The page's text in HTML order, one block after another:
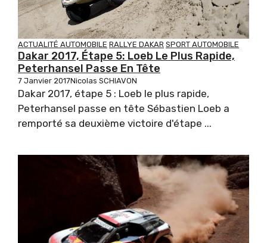
ACTUALITÉ AUTOMOBILE RALLYE DAKAR SPORT AUTOMOBILE
Dakar 2017, Étape 5: Loeb Le Plus Rapide,
Peterhansel Passe En Tête
7 Janvier 2017Nicolas SCHIAVON
Dakar 2017, étape 5 : Loeb le plus rapide,
Peterhansel passe en tête Sébastien Loeb a
remporté sa deuxième victoire d'étape ...